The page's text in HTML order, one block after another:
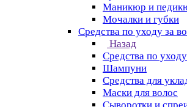
Маникюр и
Мочалки и губки
Средства по уходу за
Назад
Средства по
Шампуни
Средства для
Маски для волос